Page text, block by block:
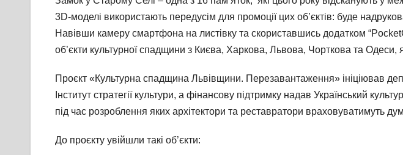
3D-моделі використають передусім для промоції цих об’єктів: буде
Навівши камеру смартфона на листівку та скориставшись додатком
об’єкти культурної спадщини з Києва, Харкова, Львова, Чорткова та Одеси,
Проєкт «Культурна спадщина Львівщини. Перезавантаження» ініціював
Інститут стратегії культури, а фінансову підтримку надав Український
під час розроблення яких архітектори та реставратори враховуватимуть
До проєкту увійшли такі об’єкти: